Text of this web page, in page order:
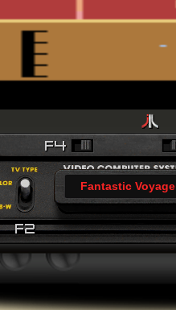
Fantastic Voyage